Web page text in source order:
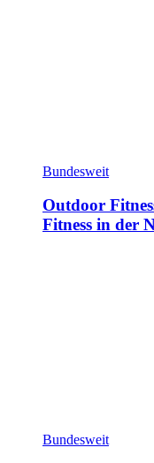
Bundesweit
Outdoor
Fitness in der
Bundesweit